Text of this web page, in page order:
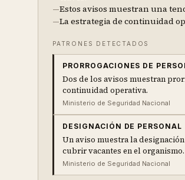
—Estos avisos muestran una
—La estrategia de continuidad
PATRONES DETECTADOS
PRORROGACIONES DE
Dos de los avisos muestran
continuidad operativa.
Ministerio de Seguridad Nacional
DESIGNACIÓN DE PERSONAL
Un aviso muestra la
cubrir vacantes en el organismo.
Ministerio de Seguridad Nacional